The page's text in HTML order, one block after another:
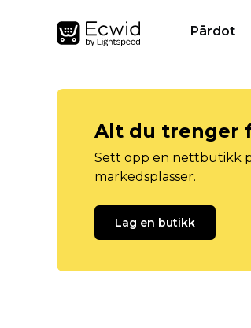
Pārdot
Alt du trenger
Sett opp en nettbutikk
markedsplasser.
Lag en butikk